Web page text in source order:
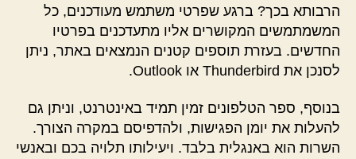
הרבותא בכך? ברגע שפרטי משתמש מעודכנים, כל
המשמתמשים המקושרים אליו מתעדכנים בפרטיו
החדשים. בעזרת תוספים קטנים הנמצאים באתר, ניתן
לסנכן את Thunderbird או Outlook.
בנוסף, ספר הטלפונים זמין תמיד באינטרנט, וניתן גם
להעלות את יומן הפגישות, ולהדפיסם במקרה הצורך.
השרות הוא באנגלית בלבד. ויעילותו תלויה בכם ובאנשי